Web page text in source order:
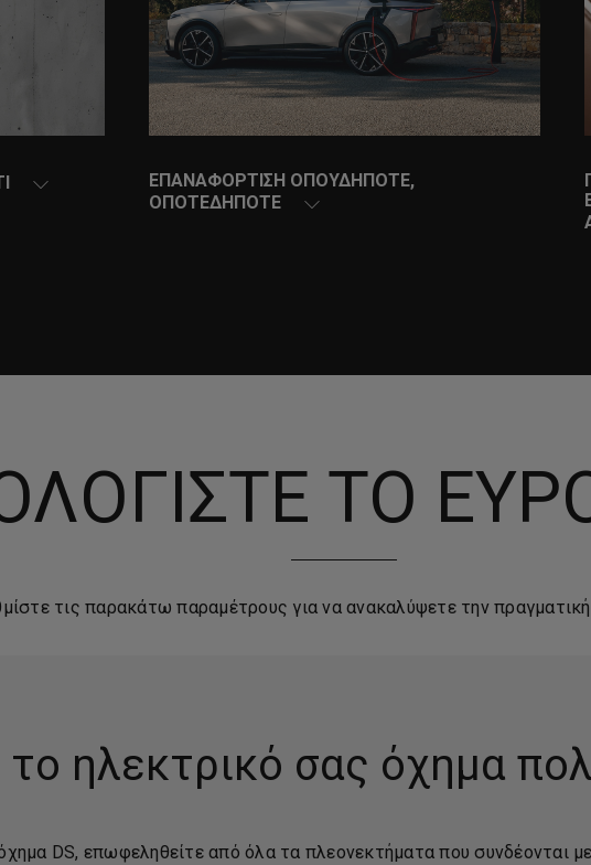
ΕΠΑΝΑΦΟΡΤΙΣΗ ΟΠΟΥΔΗΠΟΤΕ,
ΟΠΟΤΕΔΗΠΟΤΕ
ΤΟ
τις παρακάτω παραμέτρους για να ανακαλύψετε την
το ηλεκτρικό σας όχημα
DS, επωφεληθείτε από όλα τα πλεονεκτήματα που συνδέονται